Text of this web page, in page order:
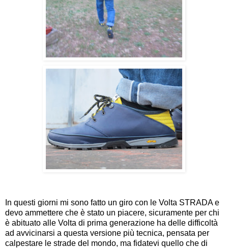
In questi giorni mi sono fatto un giro con le Volta STRADA e
devo ammettere che è stato un piacere, sicuramente per chi
è abituato alle Volta di prima generazione ha delle difficoltà
ad avvicinarsi a questa versione più tecnica, pensata per
calpestare le strade del mondo, ma fidatevi quello che di